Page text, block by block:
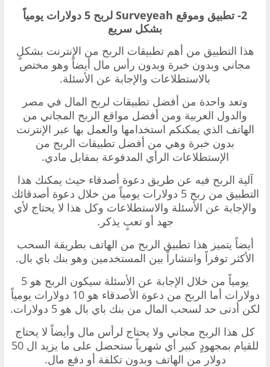
2- تطبيق وموقع Surveyeah لربح 5 دولارات يومياً
بشكل سريع
هذا التطبيق من أهم تطبيقات الربح من الإنترنت بشكلٍ
مجاني وبدون خبرة وبدون رأس مال أيضاً وهو مختص
بالاستطلاعات والإجابة عن الأسئلة.
و‏تعد واحدة من أفضل تطبيقات لربح المال في مصر
والدول العربية ومن أفضل مواقع الربح المجاني من
الهاتف الذي يمكنكم استخدامها والعمل بها عبر الإنترنت
بدون خبرة وهي من أفضل تطبيقات الربح من
الإستطلاعات الرأي المدفوعة بمقابل مادي.
آلية الربح فيه عن طريق دعوة أصدقاء حيث يمكنك هذا
التطبيق من ربح 5 دولارات يومياً من خلال دعوة أصدقائك
والإجابة عن الأسئلة والاستطلاعات وكل هذا لا يحتاج لأي
جهد أو تعبٍ يذكر.
أيضاً يتميز هذا تطبيق الربح من الهاتف بطريقة السحب
الأكثر توفراً وانتشاراً بين المستخدمين وهو بنك باي بال.
يومياً من خلال الإجابة عن الأسئلة سيكون الربح هو 5
دولارات أما الربح من دعوة الأصدقاء هو 10 دولارات يومياً
لكن أدنى حد لسحب المال من بنك باي بال هو 5 دولارات.
كل هذا الربح مجاني ولا يحتاج لرأس مال وأيضاً لا يحتاج
للقيام بمجهودٍ كبير أي شهرياً ستحصل على ما يزيد ال 50
دولار من الهاتف وبدون تكلفة أو دفع مال.